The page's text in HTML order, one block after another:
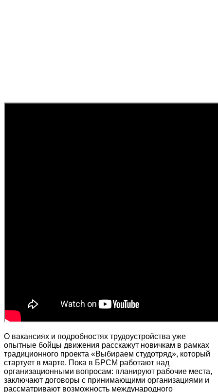
О вакансиях и подробностях трудоустройства уже
опытные бойцы движения расскажут новичкам в рамках
традиционного проекта «Выбираем студотряд», который
стартует в марте. Пока в БРСМ работают над
организационными вопросам: планируют рабочие места,
заключают договоры с принимающими организациями и
рассматривают возможность международного